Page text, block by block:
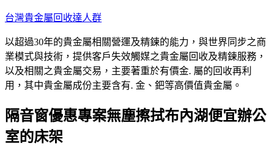
跳
主
要
內
容
台灣貴金屬回收達人群
以超過30年的貴金屬相關營運及精鍊的能力，與世界同步之商
業模式與技術，提供客戶失效觸媒之貴金屬回收及精鍊服務，
以及相關之貴金屬交易，主要著重於有價金. 屬的回收再利
用，其中貴金屬成份主要含有. 金、鈀等高價值貴金屬。
隔音窗優惠專案無塵擦拭布內湖便宜辦公
室的床架